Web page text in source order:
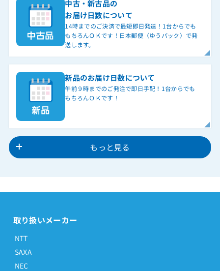
中古・新古品の
お届け日数について
14時までのご決済で最短即日発送！1台からでも
もちろんＯＫです！日本郵便（ゆうパック）で発
送します。
新品のお届け日数について
午前９時までのご発注で即日手配！1台からでも
もちろんＯＫです！
もっと見る
取り扱いメーカー
NTT
SAXA
NEC